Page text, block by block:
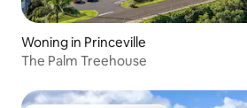
Woning in Princeville
The Palm Treehouse